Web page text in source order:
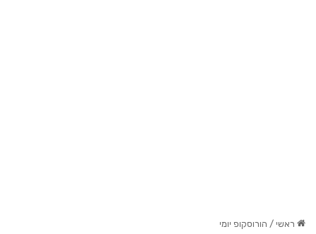
ראשי / הורוסקופ יומי